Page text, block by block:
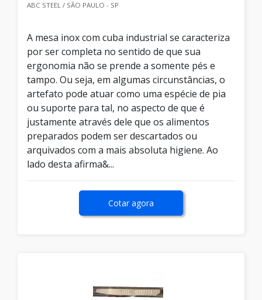
ABC STEEL / SÃO PAULO - SP
A mesa inox com cuba industrial se caracteriza
por ser completa no sentido de que sua
ergonomia não se prende a somente pés e
tampo. Ou seja, em algumas circunstâncias, o
artefato pode atuar como uma espécie de pia
ou suporte para tal, no aspecto de que é
justamente através dele que os alimentos
preparados podem ser descartados ou
arquivados com a mais absoluta higiene. Ao
lado desta afirma&...
Cotar agora